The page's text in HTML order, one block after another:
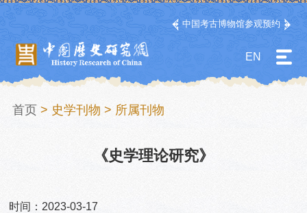
中国考古博物馆参观预约
EN
首页 > 史学刊物 > 所属刊物
《史学理论研究》
时间：2023-03-17